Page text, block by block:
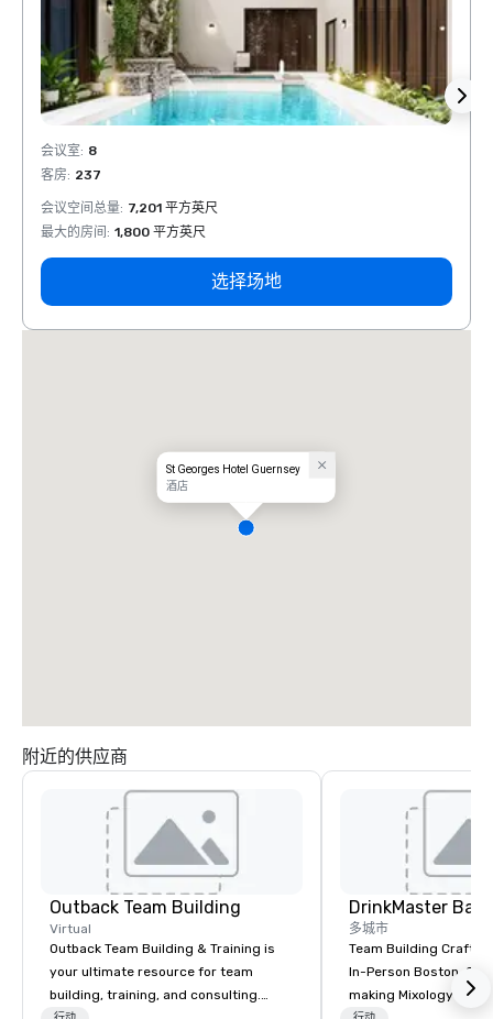
会议室: 8
客房: 237
会议空间总量: 7,201 平方英尺
最大的房间 : 1,800 平方英尺
选择场地
St Georges Hotel Guernsey
酒店
附近的供应商
Outback Team Building
Virtual
Outback Team Building & Training is
your ultimate resource for team
building, training, and consulting.
多城市
Team Building Craft
In-Person Boston. Our Cocktail-
making Mixology